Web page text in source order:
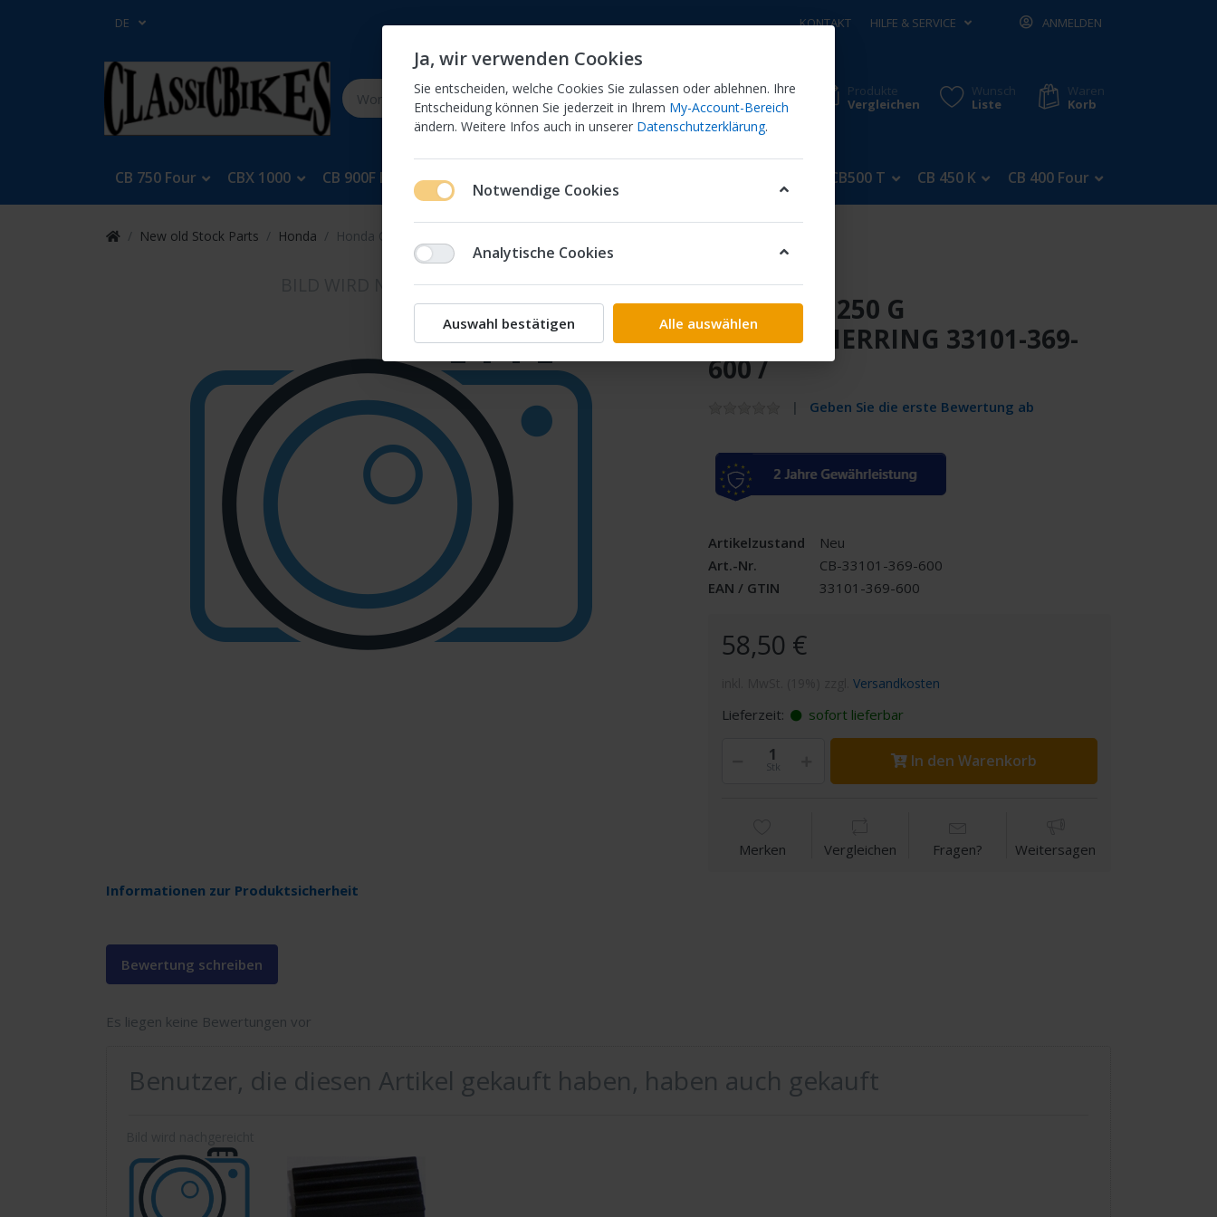
DE KONTAKT HILFE & SERVICE ANMELDEN
Produkte
Vergleichen
Wunsch
Liste
Waren
Korb
CB 750 Four CBX 1000 CB 900F Bol Dor CB500 T CB 450 K CB 400 Four
New old Stock Parts Honda Honda CB 250 G LAMPENZIERRING 33101-369-600 /
Informationen zur Produktsicherheit
Honda
Honda CB 250 G
LAMPENZIERRING 33101-369-
600 /
Geben Sie die erste Bewertung ab
Artikelzustand
Neu
Art.-Nr.
CB-33101-369-600
EAN / GTIN
33101-369-600
58,50 €
Versandkosten
Lieferzeit: sofort lieferbar
Stk In den Warenkorb
Merken Vergleichen Fragen? Weitersagen
Bewertung schreiben
Es liegen keine Bewertungen vor
Benutzer, die diesen Artikel gekauft haben, haben auch gekauft
Ja, wir verwenden Cookies
Sie entscheiden, welche Cookies Sie zulassen oder ablehnen. Ihre
Entscheidung können Sie jederzeit in Ihrem My-Account-Bereich
ändern. Weitere Infos auch in unserer Datenschutzerklärung.
Notwendige Cookies
Analytische Cookies
Auswahl bestätigen Alle auswählen